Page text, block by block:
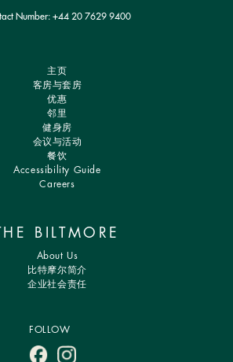
Number: +44 20 7629 9400
主页
客房与套房
优惠
邻里
健身房
会议与活动
餐饮
Accessibility Guide
Careers
BILTMORE
About Us
比特摩尔简介
企业社会责任
FOLLOW